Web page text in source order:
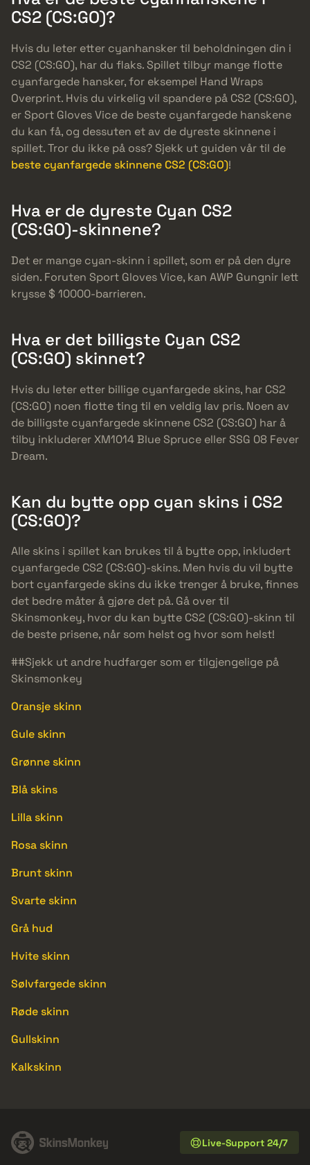
CS2 (CS:GO)?
Hvis du leter etter cyanhansker til beholdningen din i
CS2 (CS:GO), har du flaks. Spillet tilbyr mange flotte
cyanfargede hansker, for eksempel Hand Wraps
Overprint. Hvis du virkelig vil spandere på CS2 (CS:GO),
er Sport Gloves Vice de beste cyanfargede hanskene
du kan få, og dessuten et av de dyreste skinnene i
spillet. Tror du ikke på oss? Sjekk ut guiden vår til de
beste cyanfargede skinnene CS2 (CS:GO)!
Hva er de dyreste Cyan CS2
(CS:GO)-skinnene?
Det er mange cyan-skinn i spillet, som er på den dyre
siden. Foruten Sport Gloves Vice, kan AWP Gungnir lett
krysse $ 10000-barrieren.
Hva er det billigste Cyan CS2
(CS:GO) skinnet?
Hvis du leter etter billige cyanfargede skins, har CS2
(CS:GO) noen flotte ting til en veldig lav pris. Noen av
de billigste cyanfargede skinnene CS2 (CS:GO) har å
tilby inkluderer XM1014 Blue Spruce eller SSG 08 Fever
Dream.
Kan du bytte opp cyan skins i CS2
(CS:GO)?
Alle skins i spillet kan brukes til å bytte opp, inkludert
cyanfargede CS2 (CS:GO)-skins. Men hvis du vil bytte
bort cyanfargede skins du ikke trenger å bruke, finnes
det bedre måter å gjøre det på. Gå over til
Skinsmonkey, hvor du kan bytte CS2 (CS:GO)-skinn til
de beste prisene, når som helst og hvor som helst!
##Sjekk ut andre hudfarger som er tilgjengelige på
Skinsmonkey
Oransje skinn
Gule skinn
Grønne skinn
Blå skins
Lilla skinn
Rosa skinn
Brunt skinn
Svarte skinn
Grå hud
Hvite skinn
Sølvfargede skinn
Røde skinn
Gullskinn
Kalkskinn
Live-Support 24/7